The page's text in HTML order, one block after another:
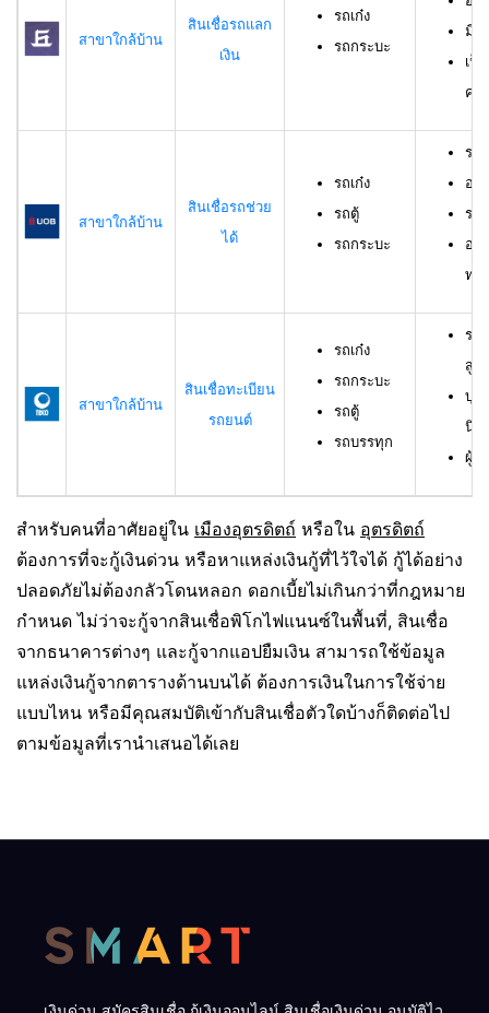
สาขาใกล้บ้าน
สินเชื่อรถแลก
เงิน
รถเก๋ง
รถกระบะ
มีร
เป็
คร
สาขาใกล้บ้าน
สินเชื่อรถช่วย
ได้
รถเก๋ง
รถตู้
รถกระบะ
รถ
อา
รา
อา
ทด
สาขาใกล้บ้าน
สินเชื่อทะเบียน
รถยนต์
รถเก๋ง
รถกระบะ
รถตู้
รถบรรทุก
รถ
สูง
บุค
นิติ
ผู้กู้
สำหรับคนที่อาศัยอยู่ใน เมืองอุตรดิตถ์ หรือใน อุตรดิตถ์
ต้องการที่จะกู้เงินด่วน หรือหาแหล่งเงินกู้ที่ไว้ใจได้ กู้ได้อย่าง
ปลอดภัยไม่ต้องกลัวโดนหลอก ดอกเบี้ยไม่เกินกว่าที่กฎหมาย
กำหนด ไม่ว่าจะกู้จากสินเชื่อพิโกไฟแนนซ์ในพื้นที่, สินเชื่อ
จากธนาคารต่างๆ และกู้จากแอปยืมเงิน สามารถใช้ข้อมูล
แหล่งเงินกู้จากตารางด้านบนได้ ต้องการเงินในการใช้จ่าย
แบบไหน หรือมีคุณสมบัติเข้ากับสินเชื่อตัวใดบ้างก็ติดต่อไป
ตามข้อมูลที่เรานำเสนอได้เลย